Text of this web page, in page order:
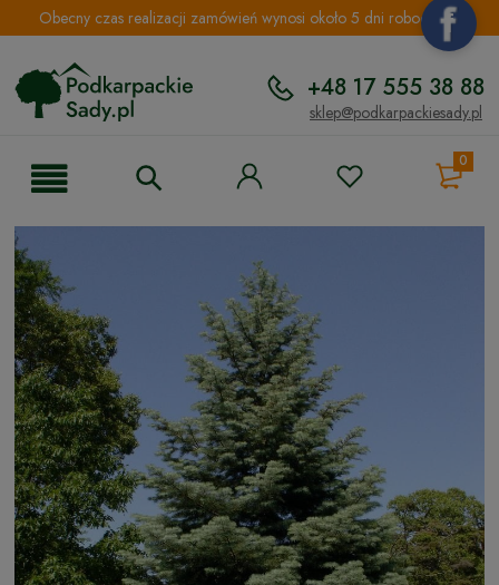
Obecny czas realizacji zamówień wynosi około 5 dni roboczych.
+48 17 555 38 88
sklep@podkarpackiesady.pl
0